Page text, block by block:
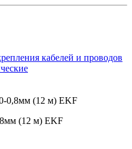
кабелей и проводов
0,8мм (12 м) EKF